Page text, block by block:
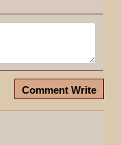
Comment Write